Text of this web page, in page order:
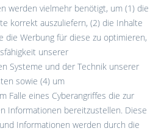
werden vielmehr benötigt, um (1) die
korrekt auszuliefern, (2) die Inhalte
Werbung für diese zu optimieren,
unserer
Systeme und der Technik unserer
sowie (4) um
Falle eines Cyberangriffes die zur
Informationen bereitzustellen. Diese
Informationen werden durch die